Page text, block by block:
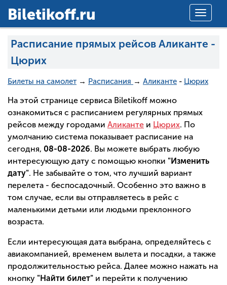
Toggle
Вiletikoff.ru
Расписание прямых рейсов Аликанте -
Цюрих
Билеты на самолет → Расписания → Аликанте - Цюрих
На этой странице сервиса Biletikoff можно
ознакомиться с расписанием регулярных прямых
рейсов между городами Аликанте и Цюрих. По
умолчанию система показывает расписание на
сегодня, 08-08-2026. Вы можете выбрать любую
интересующую дату с помощью кнопки "Изменить
дату". Не забывайте о том, что лучший вариант
перелета - беспосадочный. Особенно это важно в
том случае, если вы отправляетесь в рейс с
маленькими детьми или людьми преклонного
возраста.
Если интересующая дата выбрана, определяйтесь с
авиакомпанией, временем вылета и посадки, а также
продолжительностью рейса. Далее можно нажать на
кнопку "Найти билет" и перейти к получению